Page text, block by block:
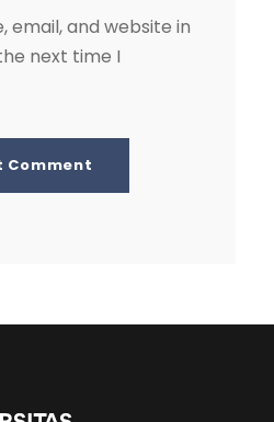
email, and website in
next time I